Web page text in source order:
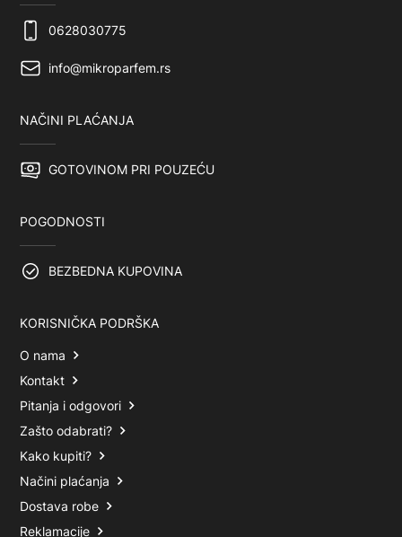
0628030775
info@mikroparfem.rs
NAČINI PLAĆANJA
GOTOVINOM PRI POUZEĆU
POGODNOSTI
BEZBEDNA KUPOVINA
KORISNIČKA PODRŠKA
O nama
Kontakt
Pitanja i odgovori
Zašto odabrati?
Kako kupiti?
Načini plaćanja
Dostava robe
Reklamacije